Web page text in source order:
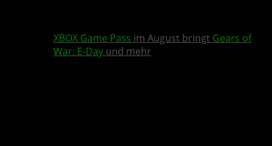
XBOX Game Pass im August bringt Gears of
War: E-Day und mehr